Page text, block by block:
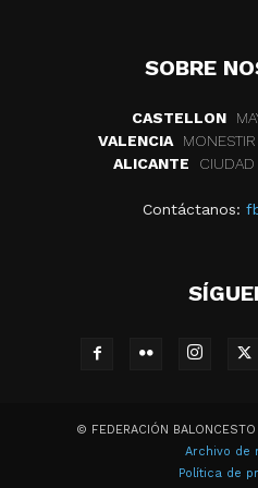
SOBRE
CASTELLON
VALENCIA
ALICANTE
CIUDAD
Contáctanos:
© FEDERACIÓN
Archivo de
Política de